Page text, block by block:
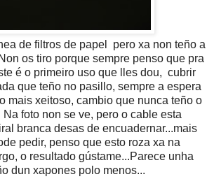
de filtros de papel pero xa non teño a
os tiro porque sempre penso que pra
é o primeiro uso que lles dou, cubrir
que teño no pasillo, sempre a espera
mais xeitoso, cambio que nunca teño o
Na foto non se ve, pero o cable esta
branca desas de encuadernar...mais
pedir, penso que esto roza xa na
o resultado gústame...Parece unha
dun xapones polo menos...